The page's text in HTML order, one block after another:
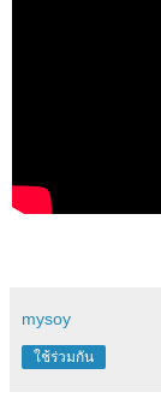
mysoy
ใช้ร่วมกัน